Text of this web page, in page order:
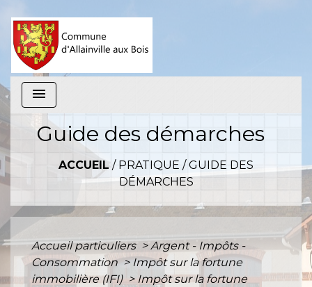
menu
Guide des démarches
ACCUEIL / PRATIQUE /GUIDE DES
DÉMARCHES
Accueil particuliers > Argent - Impôts -
Consommation > Impôt sur la fortune
immobilière (IFI) > Impôt sur la fortune